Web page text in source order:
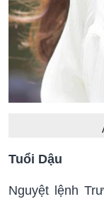
Tuổi Dậu
Nguyệt lệnh